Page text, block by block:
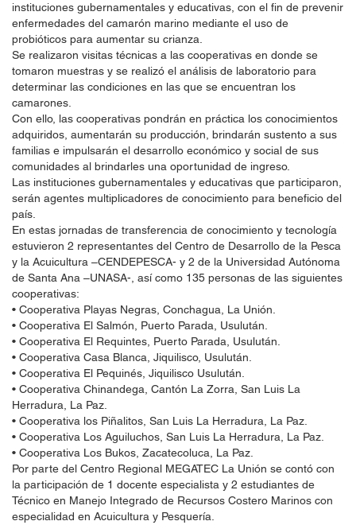
instituciones gubernamentales y educativas, con el fin de prevenir
enfermedades del camarón marino mediante el uso de
probióticos para aumentar su crianza.
Se realizaron visitas técnicas a las cooperativas en donde se
tomaron muestras y se realizó el análisis de laboratorio para
determinar las condiciones en las que se encuentran los
camarones.
Con ello, las cooperativas pondrán en práctica los conocimientos
adquiridos, aumentarán su producción, brindarán sustento a sus
familias e impulsarán el desarrollo económico y social de sus
comunidades al brindarles una oportunidad de ingreso.
Las instituciones gubernamentales y educativas que participaron,
serán agentes multiplicadores de conocimiento para beneficio del
país.
En estas jornadas de transferencia de conocimiento y tecnología
estuvieron 2 representantes del Centro de Desarrollo de la Pesca
y la Acuicultura –CENDEPESCA- y 2 de la Universidad Autónoma
de Santa Ana –UNASA-, así como 135 personas de las siguientes
cooperativas:
• Cooperativa Playas Negras, Conchagua, La Unión.
• Cooperativa El Salmón, Puerto Parada, Usulután.
• Cooperativa El Requintes, Puerto Parada, Usulután.
• Cooperativa Casa Blanca, Jiquilisco, Usulután.
• Cooperativa El Pequinés, Jiquilisco Usulután.
• Cooperativa Chinandega, Cantón La Zorra, San Luis La
Herradura, La Paz.
• Cooperativa los Piñalitos, San Luis La Herradura, La Paz.
• Cooperativa Los Aguiluchos, San Luis La Herradura, La Paz.
• Cooperativa Los Bukos, Zacatecoluca, La Paz.
Por parte del Centro Regional MEGATEC La Unión se contó con
la participación de 1 docente especialista y 2 estudiantes de
Técnico en Manejo Integrado de Recursos Costero Marinos con
especialidad en Acuicultura y Pesquería.